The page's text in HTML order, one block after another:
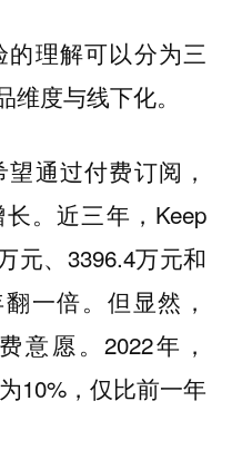
的理解可以分为三
度与线下化。
通过付费订阅，
。近三年，Keep
元、3396.4万元和
一倍。但显然，
意愿。2022年，
10%，仅比前一年